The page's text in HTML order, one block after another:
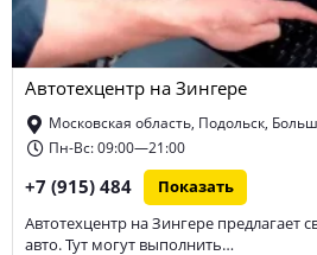
Автотехцентр на Зингере
Московская область, Подольск,
Пн-Вс: 09:00—21:00
+7 (915) 484 Показать
Автотехцентр на Зингере
авто. Тут могут выполнить…